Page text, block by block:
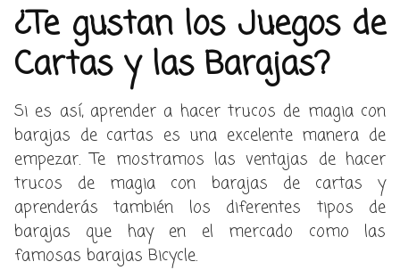
¿Te gustan los Juegos de
Cartas y las Barajas?
Si es así, aprender a hacer trucos de magia con
barajas de cartas es una excelente manera de
empezar. Te mostramos las ventajas de hacer
trucos de magia con barajas de cartas y
aprenderás también los diferentes tipos de
barajas que hay en el mercado como las
famosas barajas Bicycle.